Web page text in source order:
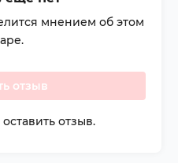
мнением об этом
отзыв
отзыв.